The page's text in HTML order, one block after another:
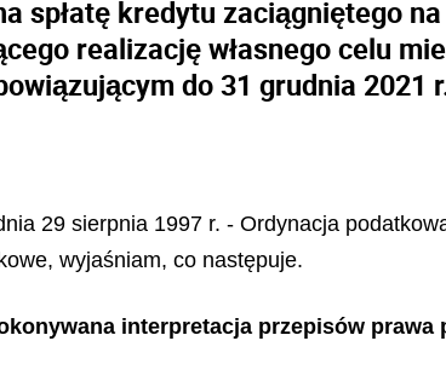
spłatę kredytu zaciągniętego
realizację własnego celu
do 31 grudnia 2021
29 sierpnia 1997 r. - Ordynacja
wyjaśniam, co następuje.
interpretacja przepisów prawa